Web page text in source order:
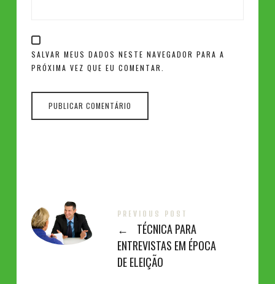
SALVAR MEUS DADOS NESTE NAVEGADOR PARA A
PRÓXIMA VEZ QUE EU COMENTAR.
PREVIOUS POST
←
TÉCNICA PARA
ENTREVISTAS EM ÉPOCA
DE ELEIÇÃO